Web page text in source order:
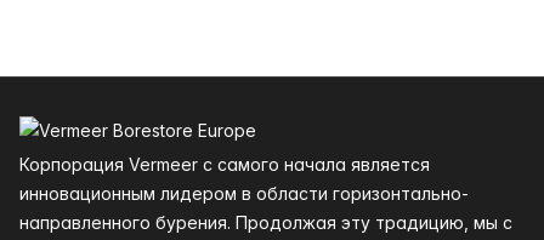
Корпорация Vermeer с самого начала является
инновационным лидером в области горизонтально-
направленного бурения. Продолжая эту традицию, мы с